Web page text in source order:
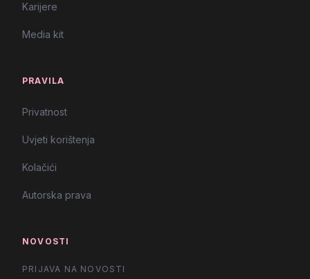
Karijere
Media kit
PRAVILA
Privatnost
Uvjeti korištenja
Kolačići
Autorska prava
NOVOSTI
PRIJAVA NA NOVOSTI